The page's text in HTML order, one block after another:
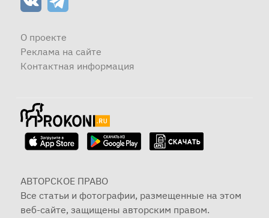
О проекте
Реклама на сайте
Контактная информация
АВТОРСКОЕ ПРАВО
Все статьи и фотографии, размещенные на этом
веб-сайте, защищены авторским правом.